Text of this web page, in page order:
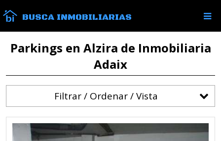
BUSCA INMOBILIARIAS
Parkings en Alzira de Inmobiliaria
Adaix
Filtrar / Ordenar / Vista